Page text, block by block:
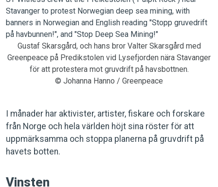
Gustaf Skarsgård, och hans bror Valter Skarsgård med
Greenpeace på Predikstolen vid Lysefjorden nära Stavanger
för att protestera mot gruvdrift på havsbottnen.
© Johanna Hanno / Greenpeace
I månader har aktivister, artister, fiskare och forskare
från Norge och hela världen höjt sina röster för att
uppmärksamma och stoppa planerna på gruvdrift på
havets botten.
Vinsten